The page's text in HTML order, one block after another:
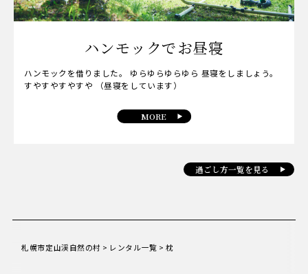
ハンモックでお昼寝
ハンモックを借りました。 ゆらゆらゆらゆら 昼寝をしましょう。
すやすやすやすや （昼寝をしています）
MORE
過ごし方一覧を見る
札幌市定山渓自然の村 > レンタル一覧 >枕